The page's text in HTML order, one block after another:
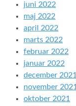
juni 2022
maj 2022
april 2022
marts 2022
februar 2022
januar 2022
december 2021
november 2021
oktober 2021